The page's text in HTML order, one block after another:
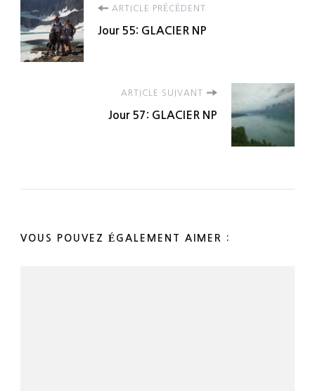
Navigation
d'article
ARTICLE PRÉCÉDENT
Jour 55: GLACIER NP
ARTICLE SUIVANT
Jour 57: GLACIER NP
VOUS POUVEZ ÉGALEMENT AIMER :